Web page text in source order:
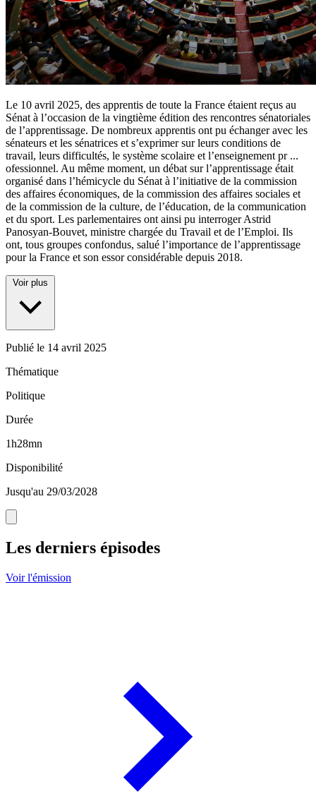
Le 10 avril 2025, des apprentis de toute la France étaient reçus au
Sénat à l’occasion de la vingtième édition des rencontres sénatoriales
de l’apprentissage. De nombreux apprentis ont pu échanger avec les
sénateurs et les sénatrices et s’exprimer sur leurs conditions de
travail, leurs difficultés, le système scolaire et l’enseignement pr ...
ofessionnel. Au même moment, un débat sur l’apprentissage était
organisé dans l’hémicycle du Sénat à l’initiative de la commission
des affaires économiques, de la commission des affaires sociales et
de la commission de la culture, de l’éducation, de la communication
et du sport. Les parlementaires ont ainsi pu interroger Astrid
Panosyan-Bouvet, ministre chargée du Travail et de l’Emploi. Ils
ont, tous groupes confondus, salué l’importance de l’apprentissage
pour la France et son essor considérable depuis 2018.
Voir plus
Publié le 14 avril 2025
Thématique
Politique
Durée
1h28mn
Disponibilité
Jusqu'au 29/03/2028
Les derniers épisodes
Voir l'émission